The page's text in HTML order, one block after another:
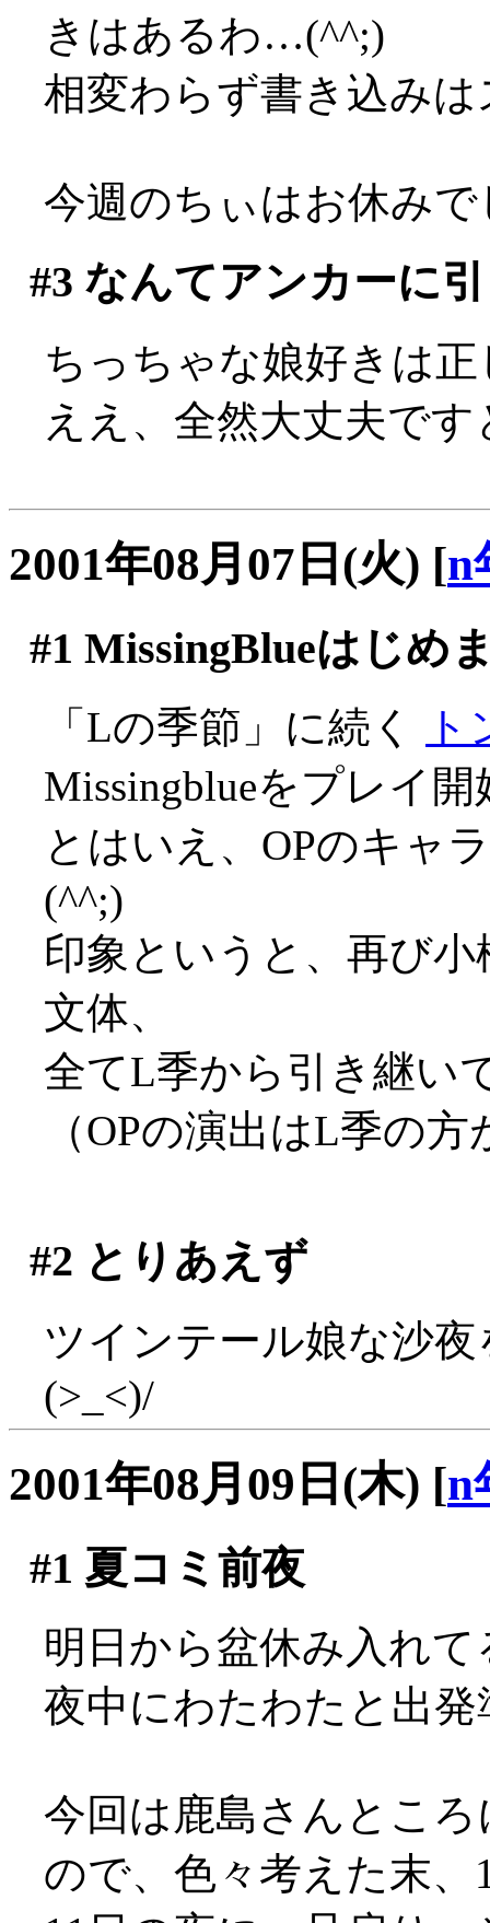
きはあるわ…(^^;)
相変わらず書き込み
今週のちぃはお休み
#3 なんてアンカーに
ちっちゃな娘好きは
ええ、全然大丈夫です
2001年08月07日(火) [n
#1 MissingBlueはじめ
「Lの季節」に続く
Missingblueをプレイ
とはいえ、OPのキャ
(^^;)
印象というと、再び
文体、
全てL季から引き継い
（OPの演出はL季の
#2 とりあえず
ツインテール娘な沙
(>_<)/
2001年08月09日(木) [n
#1 夏コミ前夜
明日から盆休み入れ
夜中にわたわたと出
今回は鹿島さんとこ
ので、色々考えた末